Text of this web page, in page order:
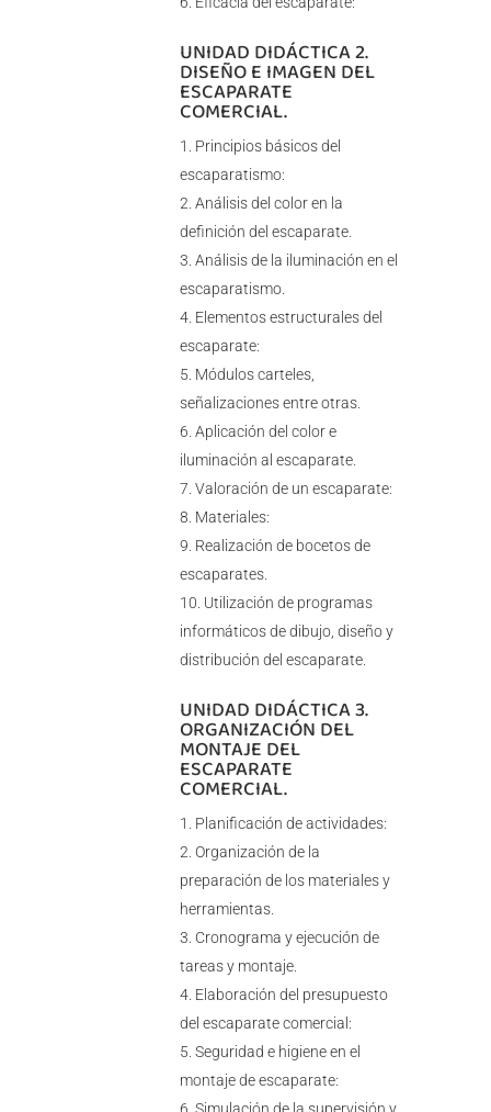
UNIDAD DIDÁCTICA 2.
DISEÑO E IMAGEN DEL
ESCAPARATE
COMERCIAL.
Principios básicos del
escaparatismo:
Análisis del color en la
definición del escaparate.
Análisis de la iluminación en el
escaparatismo.
Elementos estructurales del
escaparate:
Módulos carteles,
señalizaciones entre otras.
Aplicación del color e
iluminación al escaparate.
Valoración de un escaparate:
Materiales:
Realización de bocetos de
escaparates.
Utilización de programas
informáticos de dibujo, diseño y
distribución del escaparate.
UNIDAD DIDÁCTICA 3.
ORGANIZACIÓN DEL
MONTAJE DEL
ESCAPARATE
COMERCIAL.
Planificación de actividades:
Organización de la
preparación de los materiales y
herramientas.
Cronograma y ejecución de
tareas y montaje.
Elaboración del presupuesto
del escaparate comercial:
Seguridad e higiene en el
montaje de escaparate: